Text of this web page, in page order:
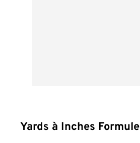
Yards à Inches Formule